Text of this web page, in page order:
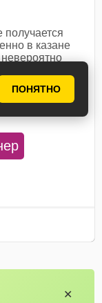
ПОНЯТНО
получается
в казане
невероятно
✕